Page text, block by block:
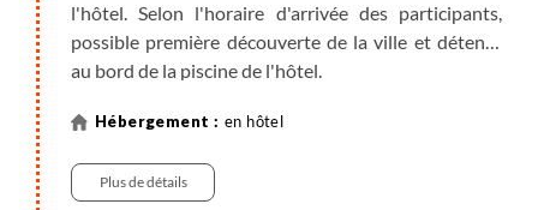
l'hôtel. Selon l'horaire d'arrivée des participants,
possible première découverte de la ville et détente
au bord de la piscine de l'hôtel.
en hôtel
Plus de détails